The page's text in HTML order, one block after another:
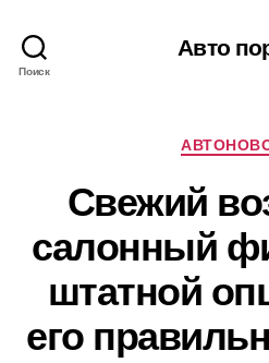
Поиск
Авто
Свежий
салонный
штатной
его